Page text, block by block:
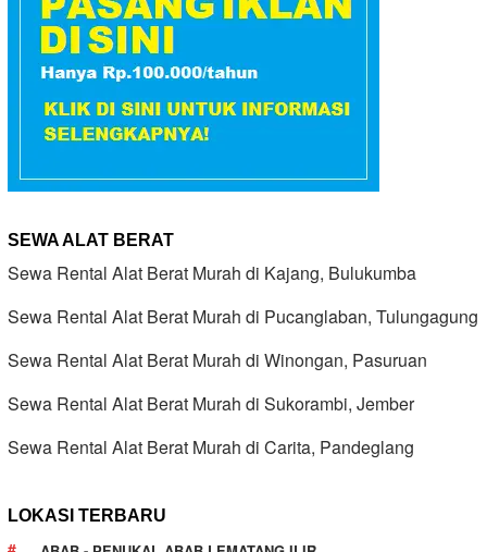
SEWA ALAT BERAT
Sewa Rental Alat Berat Murah di Kajang, Bulukumba
Sewa Rental Alat Berat Murah di Pucanglaban, Tulungagung
Sewa Rental Alat Berat Murah di Winongan, Pasuruan
Sewa Rental Alat Berat Murah di Sukorambi, Jember
Sewa Rental Alat Berat Murah di Carita, Pandeglang
LOKASI TERBARU